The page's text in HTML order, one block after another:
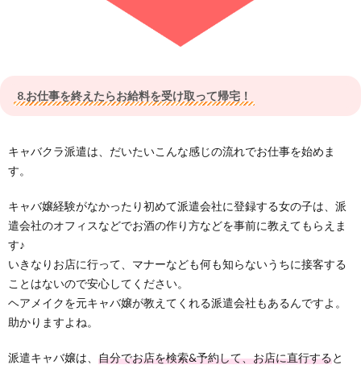
8.お仕事を終えたらお給料を受け取って帰宅！
キャバクラ派遣は、だいたいこんな感じの流れでお仕事を始めま
す。
キャバ嬢経験がなかったり初めて派遣会社に登録する女の子は、派
遣会社のオフィスなどでお酒の作り方などを事前に教えてもらえま
す♪
いきなりお店に行って、マナーなども何も知らないうちに接客する
ことはないので安心してください。
ヘアメイクを元キャバ嬢が教えてくれる派遣会社もあるんですよ。
助かりますよね。
派遣キャバ嬢は、 自分でお店を検索&予約して、お店に直行すると